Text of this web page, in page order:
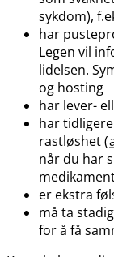
sykdom),
har
Legen vil
lidelsen.
og hosting
har lever-
har
rastløshet (
når du har
er ekstra
må ta
for å få